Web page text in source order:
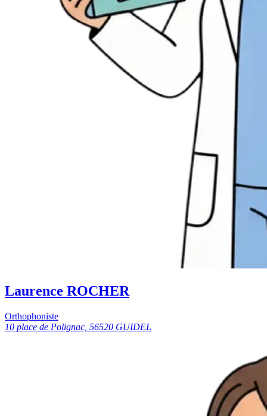
Laurence ROCHER
Orthophoniste
10 place de Polignac, 56520 GUIDEL